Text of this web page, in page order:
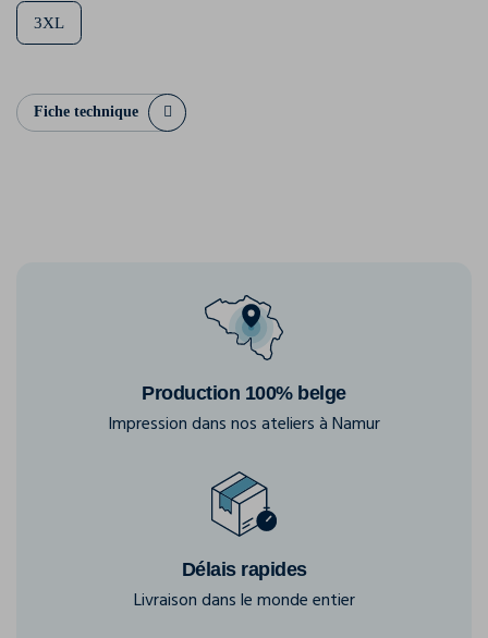
3XL
Fiche technique
Production 100% belge
Impression dans nos ateliers à Namur
Délais rapides
Livraison dans le monde entier